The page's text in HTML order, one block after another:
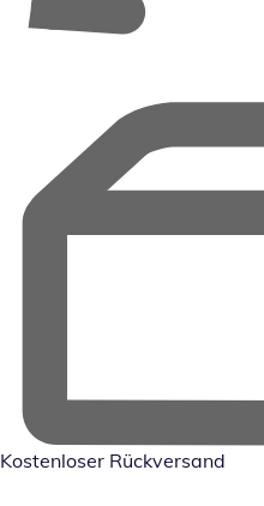
Kostenloser Rückversand